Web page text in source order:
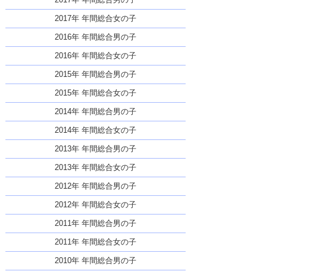
2017年 年間総合女の子
2016年 年間総合男の子
2016年 年間総合女の子
2015年 年間総合男の子
2015年 年間総合女の子
2014年 年間総合男の子
2014年 年間総合女の子
2013年 年間総合男の子
2013年 年間総合女の子
2012年 年間総合男の子
2012年 年間総合女の子
2011年 年間総合男の子
2011年 年間総合女の子
2010年 年間総合男の子